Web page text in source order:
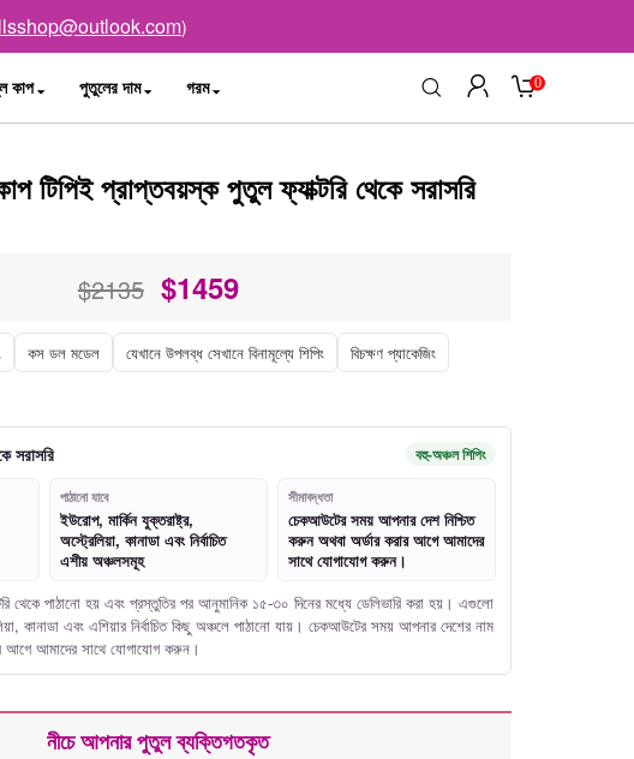
)
কাপ পুতুলের দাম গরম 0
টিপিই প্রাপ্তবয়স্ক পুতুল ফ্যাক্টরি থেকে সরাসরি
$2135 $1459
কস ডল মডেল যেখানে উপলব্ধ সেখানে বিনামূল্যে শিপিং
বিচক্ষণ প্যাকেজিং
সরাসরি বহু-অঞ্চল শিপিং
পাঠানো যাবে
ইউরোপ, মার্কিন যুক্তরাষ্ট্র,
অস্ট্রেলিয়া, কানাডা এবং নির্বাচিত
এশীয় অঞ্চলসমূহ
সীমাবদ্ধতা
চেকআউটের সময় আপনার দেশ নিশ্চিত
করুন অথবা অর্ডার করার আগে আমাদের
সাথে যোগাযোগ করুন।
থেকে পাঠানো হয় এবং প্রস্তুতির পর আনুমানিক ১৫-৩০ দিনের মধ্যে ডেলিভারি করা হয়। এগুলো
কানাডা এবং এশিয়ার নির্বাচিত কিছু অঞ্চলে পাঠানো যায়। চেকআউটের সময় আপনার দেশের নাম
আগে আমাদের সাথে যোগাযোগ করুন।
নীচে আপনার পুতুল ব্যক্তিগতকৃত